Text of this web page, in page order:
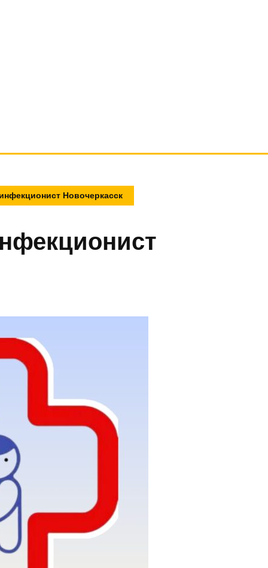
Новочеркасск